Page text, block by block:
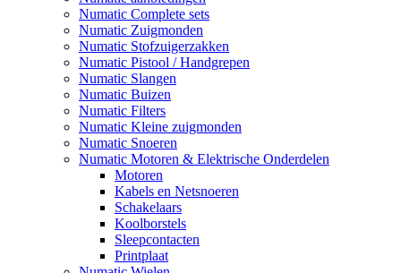
Numatic Complete sets
Numatic Zuigmonden
Numatic Stofzuigerzakken
Numatic Pistool / Handgrepen
Numatic Slangen
Numatic Buizen
Numatic Filters
Numatic Kleine zuigmonden
Numatic Snoeren
Numatic Motoren & Elektrische Onderdelen
Motoren
Kabels en Netsnoeren
Schakelaars
Koolborstels
Sleepcontacten
Printplaat